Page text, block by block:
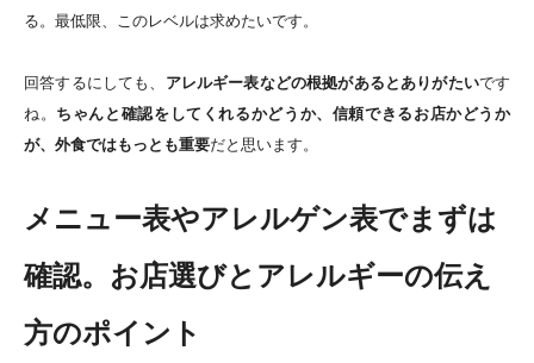
る。最低限、このレベルは求めたいです。
回答するにしても、 アレルギー表などの根拠があるとありがたいです
ね。 ちゃんと確認をしてくれるかどうか、信頼できるお店かどうか
が、外食ではもっとも重要だと思います。
メニュー表やアレルゲン表でまずは
確認。お店選びとアレルギーの伝え
方のポイント